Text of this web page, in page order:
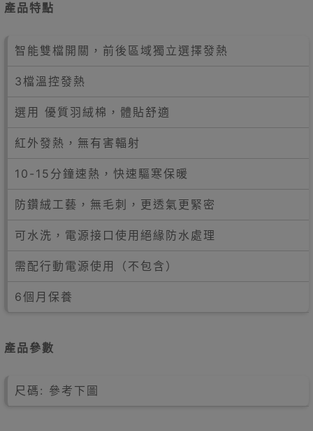
產品特點
智能雙檔開關，前後區域獨立選擇發熱
3檔溫控發熱
選用 優質羽絨棉，體貼舒適
紅外發熱，無有害輻射
10-15分鐘速熱，快速驅寒保暖
防鑽絨工藝，無毛刺，更透氣更緊密
可水洗，電源接口使用絕緣防水處理
需配行動電源使用（不包含）
6個月保養
產品參數
尺碼: 參考下圖